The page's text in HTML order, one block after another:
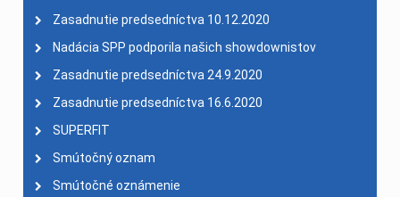
Zasadnutie predsedníctva 10.12.2020
Nadácia SPP podporila našich showdownistov
Zasadnutie predsedníctva 24.9.2020
Zasadnutie predsedníctva 16.6.2020
SUPERFIT
Smútočný oznam
Smútočné oznámenie